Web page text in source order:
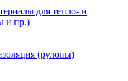
для тепло- и
и пр.)
(рулоны)